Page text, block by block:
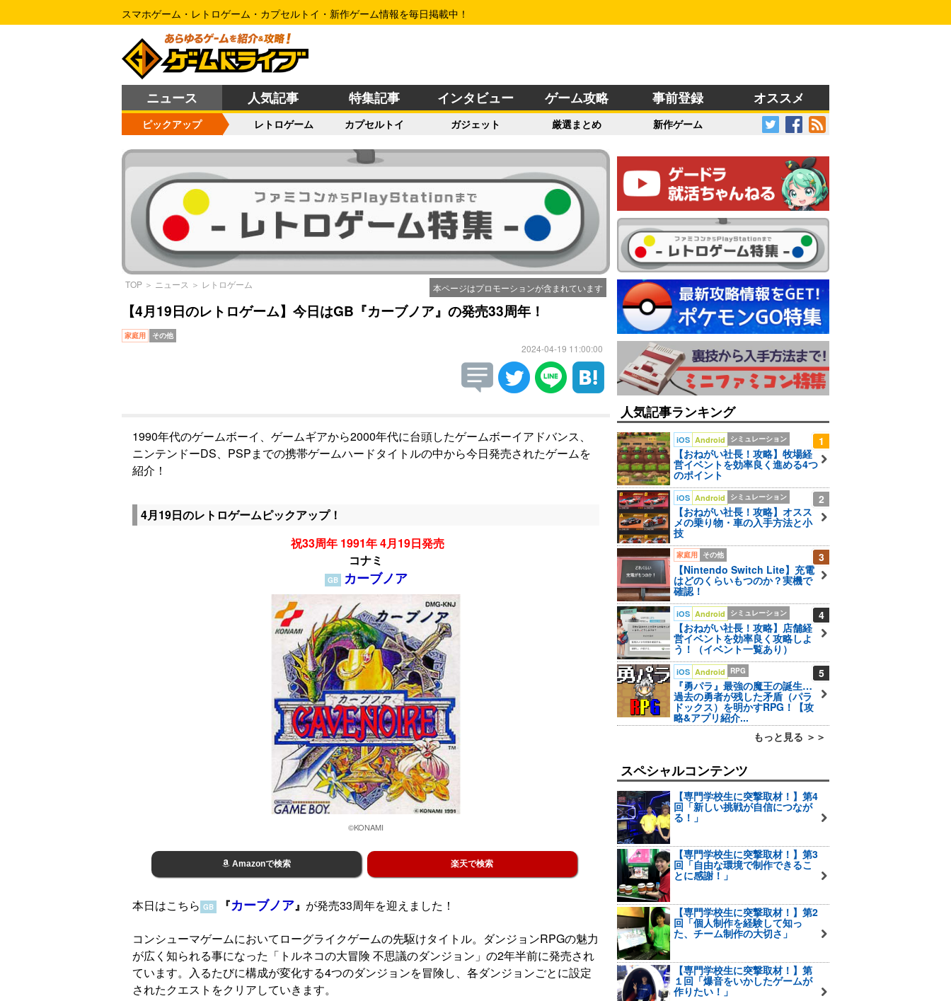
スマホゲーム・レトロゲーム・カプセルトイ・新作ゲーム情報を毎日掲載中！
ニュース 人気記事 特集記事 インタビュー ゲーム攻略 事前登録 オススメ
ピックアップ レトロゲーム カプセルトイ ガジェット 厳選まとめ 新作ゲーム
本ページはプロモーションが含まれています
TOP ＞ ニュース ＞ レトロゲーム
【4月19日のレトロゲーム】今日はGB『カーブノア』の発売33周年！
家庭用 その他
2024-04-19 11:00:00
1990年代のゲームボーイ、ゲームギアから2000年代に台頭したゲームボーイアドバンス、
ニンテンドーDS、PSPまでの携帯ゲームハードタイトルの中から今日発売されたゲームを
紹介！
4月19日のレトロゲームピックアップ！
祝33周年 1991年 4月19日発売
コナミ
GB カーブノア
©KONAMI
Amazonで検索 楽天で検索
本日はこちら GB 『カーブノア』 が発売33周年を迎えました！
コンシューマゲームにおいてローグライクゲームの先駆けタイトル。ダンジョンRPGの魅力
が広く知られる事になった「トルネコの大冒険 不思議のダンジョン」の2年半前に発売され
ています。入るたびに構成が変化する4つのダンジョンを冒険し、各ダンジョンごとに設定
されたクエストをクリアしていきます。
人気記事ランキング
1
iOS Android シミュレーション
【おねがい社長！攻略】牧場経
営イベントを効率良く進める4つ
のポイント
2
iOS Android シミュレーション
【おねがい社長！攻略】オスス
メの乗り物・車の入手方法と小
技
3
家庭用 その他
【Nintendo Switch Lite】充電
はどのくらいもつのか？実機で
確認！
4
iOS Android シミュレーション
【おねがい社長！攻略】店舗経
営イベントを効率良く攻略しよ
う！（イベント一覧あり）
5
iOS Android RPG
『勇パラ』最強の魔王の誕生…
過去の勇者が残した矛盾（パラ
ドックス）を明かすRPG！【攻
略&アプリ紹介...
もっと見る ＞＞
スペシャルコンテンツ
【専門学校生に突撃取材！】第4
回「新しい挑戦が自信につなが
る！」
【専門学校生に突撃取材！】第3
回「自由な環境で制作できるこ
とに感謝！」
【専門学校生に突撃取材！】第2
回「個人制作を経験して知っ
た、チーム制作の大切さ」
【専門学校生に突撃取材！】第
１回「爆音をいかしたゲームが
作りたい！」